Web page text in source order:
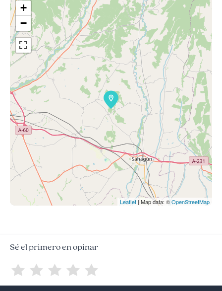
+
−
Leaflet | Map data: ©OpenStreetMap
Sé el primero en opinar